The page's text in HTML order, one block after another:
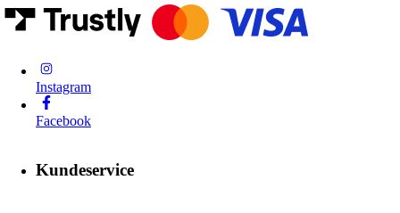
Instagram
Facebook
Kundeservice